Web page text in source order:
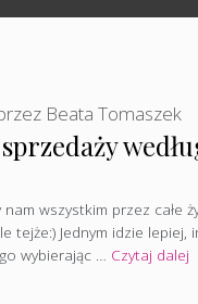
Beata Tomaszek
wszystkim przez całe
tejże:) Jednym idzie lepiej,
wybierając … Czytaj dalej